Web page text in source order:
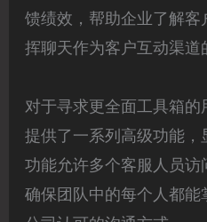
馈绩效，帮助企业了解客
挥聊天作为客户互动渠道
对于寻求更全面工具箱的
提供了一系列高级功能，
功能允许多个客服人员访
确保团队中的每个人都能